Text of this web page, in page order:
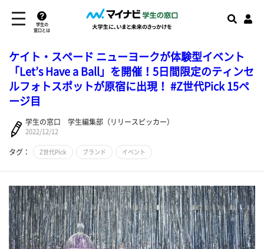
学生の
窓口とは
ケイト・スペード ニューヨークが体験型イベント
「Let’s Have a Ball」を開催！5日間限定のティンセ
ルフォトスポットが原宿に出現！ #Z世代Pick 15ペ
ージ目
学生の窓口 学生編集部（リリースピッカー）
2022/12/12
タグ： Z世代Pick ブランド イベント